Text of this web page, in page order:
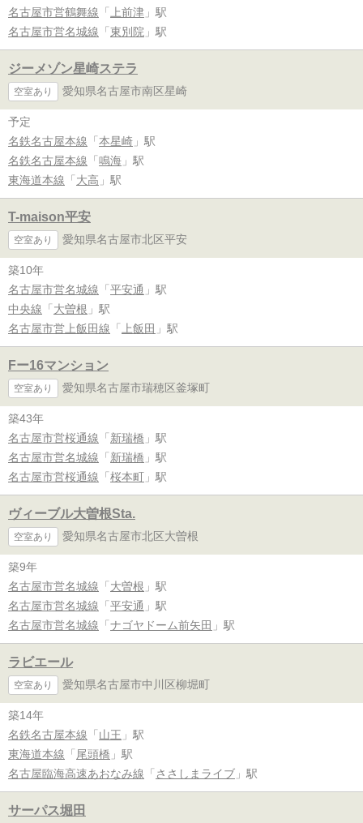
名古屋市営鶴舞線 「 上前津 」駅
名古屋市営名城線 「 東別院 」駅
ジーメゾン星崎ステラ
空室あり 愛知県名古屋市南区星崎
予定
名鉄名古屋本線 「 本星崎 」駅
名鉄名古屋本線 「 鳴海 」駅
東海道本線 「 大高 」駅
T-maison平安
空室あり 愛知県名古屋市北区平安
築10年
名古屋市営名城線 「 平安通 」駅
中央線 「 大曽根 」駅
名古屋市営上飯田線 「 上飯田 」駅
Fー16マンション
空室あり 愛知県名古屋市瑞穂区釜塚町
築43年
名古屋市営桜通線 「 新瑞橋 」駅
名古屋市営名城線 「 新瑞橋 」駅
名古屋市営桜通線 「 桜本町 」駅
ヴィーブル大曽根Sta.
空室あり 愛知県名古屋市北区大曽根
築9年
名古屋市営名城線 「 大曽根 」駅
名古屋市営名城線 「 平安通 」駅
名古屋市営名城線 「 ナゴヤドーム前矢田 」駅
ラビエール
空室あり 愛知県名古屋市中川区柳堀町
築14年
名鉄名古屋本線 「 山王 」駅
東海道本線 「 尾頭橋 」駅
名古屋臨海高速あおなみ線 「 ささしまライブ 」駅
サーパス堀田